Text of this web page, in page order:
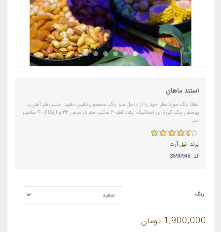
استند ماهان
لطفا رنگ مورد نظر خود را از داخل منو رنگ محصول تغییر دهید. جنس:فلز آهن با
پوشش رنگ کوره ای استاتیک ابعاد:قطر۲۰ سانتی متر در عرض ۳۲ و ارتفاع ۴۰ سانتی
متر
برند: نیل آرت
کد: 3590948
رنگ
1,900,000 تومان